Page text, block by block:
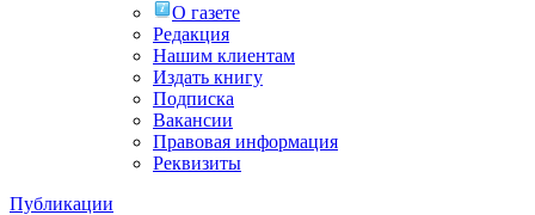
О газете
Редакция
Нашим клиентам
Издать книгу
Подписка
Вакансии
Правовая информация
Реквизиты
Публикации